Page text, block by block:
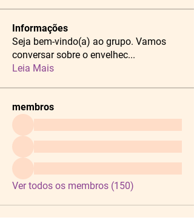
Informações
Seja bem-vindo(a) ao grupo. Vamos
conversar sobre o envelhec...
Leia Mais
membros
Ver todos os membros (150)